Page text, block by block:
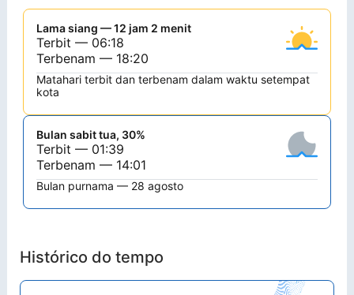
Lama siang — 12 jam 2 menit
Terbit — 06:18
Terbenam — 18:20
Matahari terbit dan terbenam dalam waktu setempat
kota
Bulan sabit tua, 30%
Terbit — 01:39
Terbenam — 14:01
Bulan purnama — 28 agosto
Histórico do tempo